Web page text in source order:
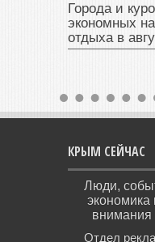
Города и
экономных
отдыха в
КРЫМ СЕЙЧАС
Люди,
экономика
внимания
Отдел